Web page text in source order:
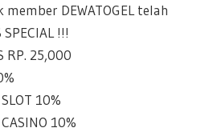
DEWATOGEL telah
!!!
RP. 25,000
10%
10%